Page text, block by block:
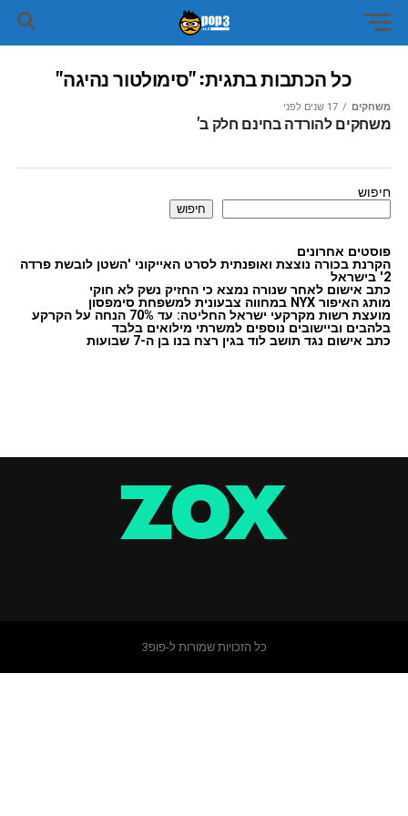
כל הכתבות בתגית: "סימולטור נהיגה"
משחקים 17 שנים לפני
משחקים להורדה בחינם חלק ב'
חיפוש
חיפוש
פוסטים אחרונים
הקרנת בכורה נוצצת ואופנתית לסרט האייקוני 'השטן לובשת פרדה
2' בישראל
כתב אישום לאחר שנורה נמצא כי החזיק נשק לא חוקי
מותג האיפור NYX במחווה צבעונית למשפחת סימפסון
מועצת רשות מקרקעי ישראל החליטה: עד 70% הנחה על הקרקע
בלהבים וביישובים נוספים למשרתי מילואים בלבד
כתב אישום נגד תושב לוד בגין רצח בנו בן ה-7 שבועות
כל הזכויות שמורות ל-פופ3